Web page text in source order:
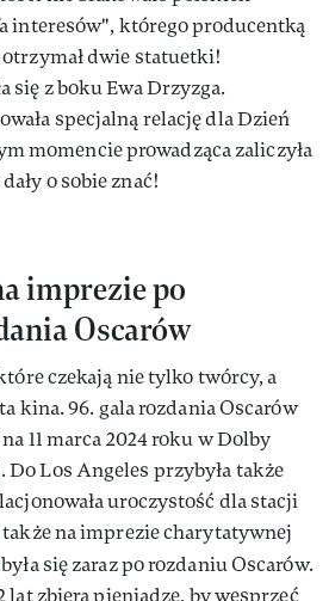
interesów", którego producentką
dwie statuetki!
się z boku Ewa Drzyzga.
specjalną relację dla Dzień
momencie prowadząca zaliczyła
o sobie znać!
imprezie po
Oscarów
czekają nie tylko twórcy, a
kina. 96. gala rozdania Oscarów
11 marca 2024 roku w Dolby
Los Angeles przybyła także
uroczystość dla stacji
na imprezie charytatywnej
się zaraz po rozdaniu Oscarów.
lat zbiera pieniądze, by wesprzeć